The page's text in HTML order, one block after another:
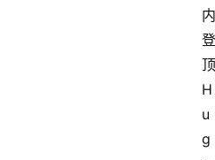
内
登
顶
H
u
g